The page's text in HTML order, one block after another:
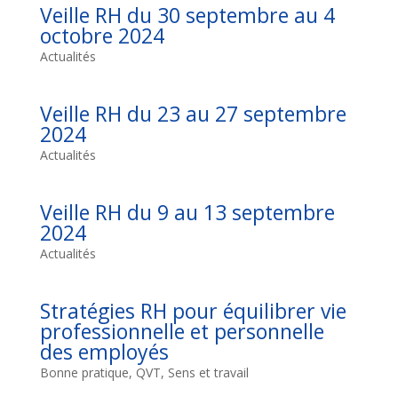
Veille RH du 30 septembre au 4
octobre 2024
Actualités
Veille RH du 23 au 27 septembre
2024
Actualités
Veille RH du 9 au 13 septembre
2024
Actualités
Stratégies RH pour équilibrer vie
professionnelle et personnelle
des employés
Bonne pratique, QVT, Sens et travail